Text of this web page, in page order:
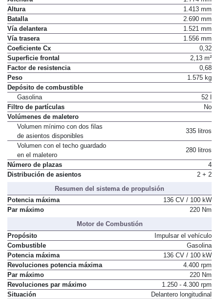
Altura
1.413 mm
Batalla
2.690 mm
Vía delantera
1.521 mm
Vía trasera
1.556 mm
Coeficiente Cx
0,32
Superficie frontal
2,13 m²
Factor de resistencia
0,68
Peso
1.575 kg
Depósito de combustible
Gasolina
52 l
Filtro de partículas
No
Volúmenes de maletero
Volumen mínimo con dos filas
de asientos disponibles
335 litros
Volumen con el techo guardado
en el maletero
280 litros
Número de plazas
4
Distribución de asientos
2 + 2
Resumen del sistema de propulsión
Potencia máxima
136 CV / 100 kW
Par máximo
220 Nm
Motor de Combustión
Propósito
Impulsar el vehículo
Combustible
Gasolina
Potencia máxima
136 CV / 100 kW
Revoluciones potencia máxima
4.400 rpm
Par máximo
220 Nm
Revoluciones par máximo
1.250 - 4.300 rpm
Situación
Delantero longitudinal